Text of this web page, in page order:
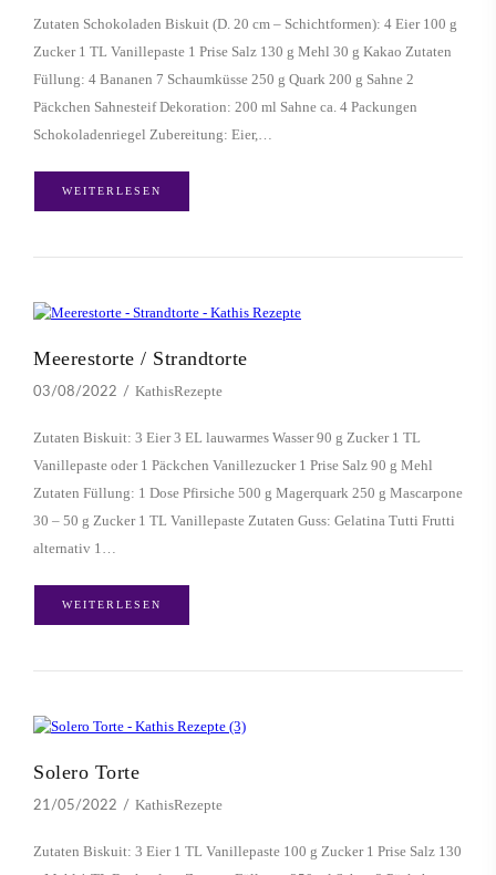
Zutaten Schokoladen Biskuit (D. 20 cm – Schichtformen): 4 Eier 100 g
Zucker 1 TL Vanillepaste 1 Prise Salz 130 g Mehl 30 g Kakao Zutaten
Füllung: 4 Bananen 7 Schaumküsse 250 g Quark 200 g Sahne 2
Päckchen Sahnesteif Dekoration: 200 ml Sahne ca. 4 Packungen
Schokoladenriegel Zubereitung: Eier,…
WEITERLESEN
Meerestorte / Strandtorte
03/08/2022 KathisRezepte
Zutaten Biskuit: 3 Eier 3 EL lauwarmes Wasser 90 g Zucker 1 TL
Vanillepaste oder 1 Päckchen Vanillezucker 1 Prise Salz 90 g Mehl
Zutaten Füllung: 1 Dose Pfirsiche 500 g Magerquark 250 g Mascarpone
30 – 50 g Zucker 1 TL Vanillepaste Zutaten Guss: Gelatina Tutti Frutti
alternativ 1…
WEITERLESEN
Solero Torte
21/05/2022 KathisRezepte
Zutaten Biskuit: 3 Eier 1 TL Vanillepaste 100 g Zucker 1 Prise Salz 130